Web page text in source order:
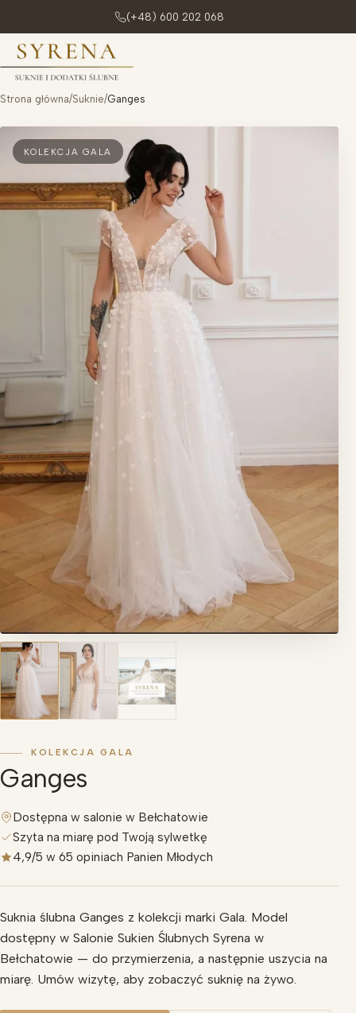
Przejdź do treści
(+48) 600 202 068
Strona główna/Suknie/Ganges
KOLEKCJA GALA
KOLEKCJA GALA
Ganges
Dostępna w salonie w Bełchatowie
Szyta na miarę pod Twoją sylwetkę
4,9/5 w 65 opiniach Panien Młodych
Suknia ślubna Ganges z kolekcji marki Gala. Model
dostępny w Salonie Sukien Ślubnych Syrena w
Bełchatowie — do przymierzenia, a następnie uszycia na
miarę. Umów wizytę, aby zobaczyć suknię na żywo.